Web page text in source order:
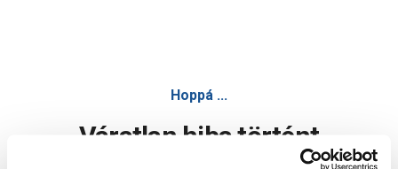
Hoppá ...
Váratlan hiba történt